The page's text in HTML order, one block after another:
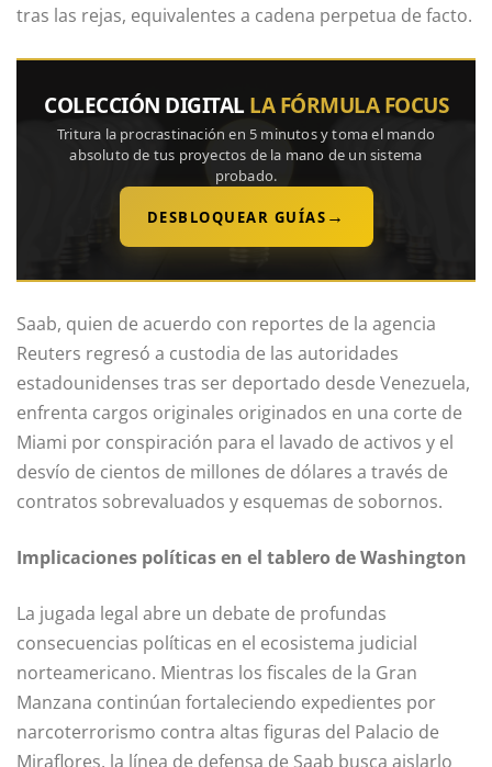
tras las rejas, equivalentes a cadena perpetua de facto.
COLECCIÓN DIGITAL LA FÓRMULA FOCUS
Tritura la procrastinación en 5 minutos y toma el mando
absoluto de tus proyectos de la mano de un sistema
probado.
DESBLOQUEAR GUÍAS →
Saab, quien de acuerdo con reportes de la agencia
Reuters regresó a custodia de las autoridades
estadounidenses tras ser deportado desde Venezuela,
enfrenta cargos originales originados en una corte de
Miami por conspiración para el lavado de activos y el
desvío de cientos de millones de dólares a través de
contratos sobrevaluados y esquemas de sobornos.
Implicaciones políticas en el tablero de Washington
La jugada legal abre un debate de profundas
consecuencias políticas en el ecosistema judicial
norteamericano. Mientras los fiscales de la Gran
Manzana continúan fortaleciendo expedientes por
narcoterrorismo contra altas figuras del Palacio de
Miraflores, la línea de defensa de Saab busca aislarlo